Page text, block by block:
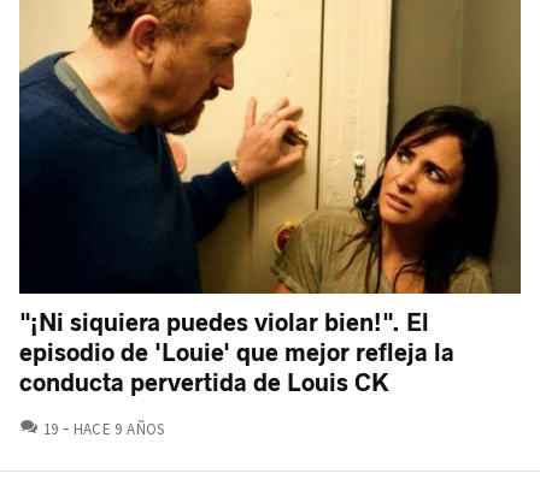
"¡Ni siquiera puedes violar bien!". El
episodio de 'Louie' que mejor refleja la
conducta pervertida de Louis CK
19 COMENTARIOS
HACE 9 AÑOS